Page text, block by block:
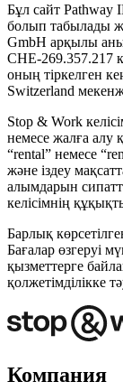
Бұл сайт Pathway
болып табылады
GmbH арқылы
CHE-269.357.217
оның тіркелген
Switzerland
Stop & Work
немесе жалға алу
“rental” немесе
және іздеу
алымдарын
келісімнің
Барлық
Бағалар өзгеруі
қызметтерге
қолжетімділікке
Компания